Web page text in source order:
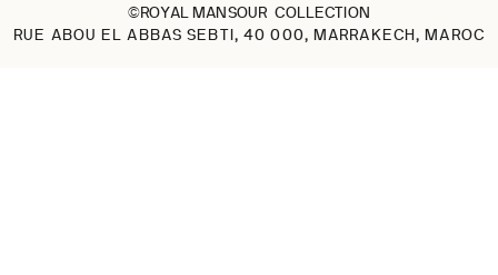
©ROYAL MANSOUR COLLECTION
RUE ABOU EL ABBAS SEBTI, 40 000, MARRAKECH, MAROC